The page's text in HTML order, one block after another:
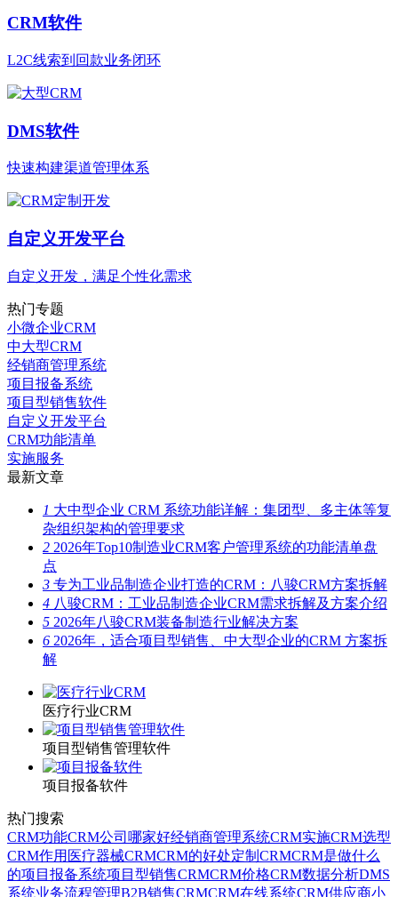
CRM软件
L2C线索到回款业务闭环
DMS软件
快速构建渠道管理体系
自定义开发平台
自定义开发，满足个性化需求
热门专题
小微企业CRM
中大型CRM
经销商管理系统
项目报备系统
项目型销售软件
自定义开发平台
CRM功能清单
实施服务
最新文章
1 大中型企业 CRM 系统功能详解：集团型、多主体等复
杂组织架构的管理要求
2 2026年Top10制造业CRM客户管理系统的功能清单盘
点
3 专为工业品制造企业打造的CRM：八骏CRM方案拆解
4 八骏CRM：工业品制造企业CRM需求拆解及方案介绍
5 2026年八骏CRM装备制造行业解决方案
6 2026年，适合项目型销售、中大型企业的CRM 方案拆
解
医疗行业CRM
项目型销售管理软件
项目报备软件
热门搜索
CRM功能CRM公司哪家好经销商管理系统CRM实施CRM选型
CRM作用 医疗器械CRMCRM的好处定制CRMCRM是做什么
的项目报备系统项目型销售CRMCRM价格CRM数据分析DMS
系统业务流程管理B2B销售CRMCRM在线系统CRM供应商小